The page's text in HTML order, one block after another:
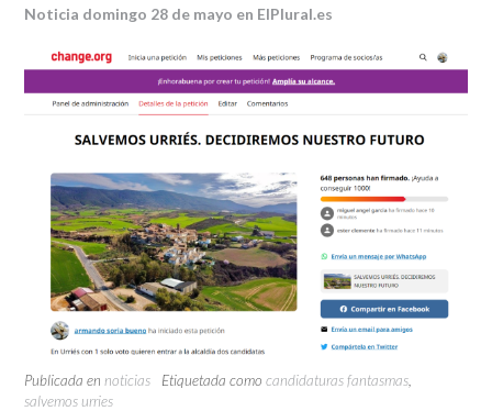
Noticia domingo 28 de mayo en ElPlural.es
Publicada en noticias Etiquetada como candidaturas fantasmas
salvemos urries